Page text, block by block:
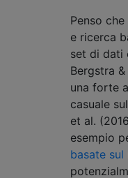
Penso
e ricerca
set di dati
Bergstra
una forte
casuale
et al.
esempio
basate sul